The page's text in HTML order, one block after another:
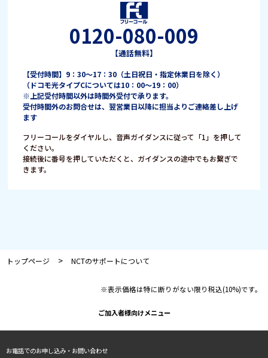
0120-080-009
【通話無料】
【受付時間】9：30〜17：30（土日祝日・指定休業日を除く）
（ドコモ光タイプCについては10：00〜19：00）
※上記受付時間以外は時間外受付で承ります。
受付時間外のお問合せは、翌営業日以降に担当よりご連絡差し上げ
ます
フリーコールをダイヤルし、音声ガイダンスに従って「1」を押して
ください。
接続後に番号を押していただくと、ガイダンスの途中でもお繋ぎで
きます。
トップページ >NCTのサポートについて
※表示価格は特に断りがない限り税込(10%)です。
ご加入者様向けメニュー
お電話でのお申し込み・お問い合わせ